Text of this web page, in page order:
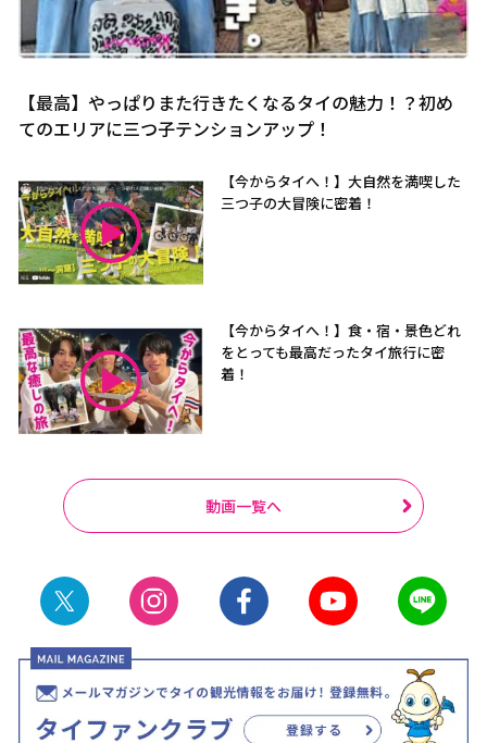
【最高】やっぱりまた行きたくなるタイの魅力！？初め
てのエリアに三つ子テンションアップ！
【今からタイへ！】大自然を満喫した
三つ子の大冒険に密着！
【今からタイへ！】食・宿・景色どれ
をとっても最高だったタイ旅行に密
着！
動画一覧へ